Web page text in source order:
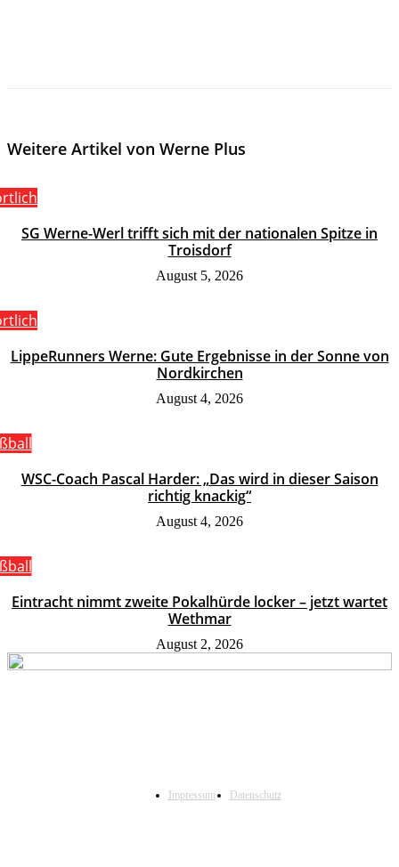
Weitere Artikel von Werne Plus
SG Werne-Werl trifft sich mit der nationalen Spitze in
Troisdorf
August 5, 2026
LippeRunners Werne: Gute Ergebnisse in der Sonne von
Nordkirchen
August 4, 2026
WSC-Coach Pascal Harder: „Das wird in dieser Saison
richtig knackig“
August 4, 2026
Eintracht nimmt zweite Pokalhürde locker – jetzt wartet
Wethmar
August 2, 2026
Impressum Datenschutz